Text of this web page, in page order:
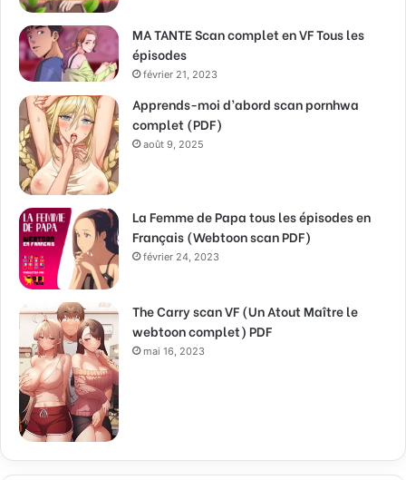
MA TANTE Scan complet en VF Tous les
épisodes
février 21, 2023
Apprends-moi d’abord scan pornhwa
complet (PDF)
août 9, 2025
La Femme de Papa tous les épisodes en
Français (Webtoon scan PDF)
février 24, 2023
The Carry scan VF (Un Atout Maître le
webtoon complet) PDF
mai 16, 2023